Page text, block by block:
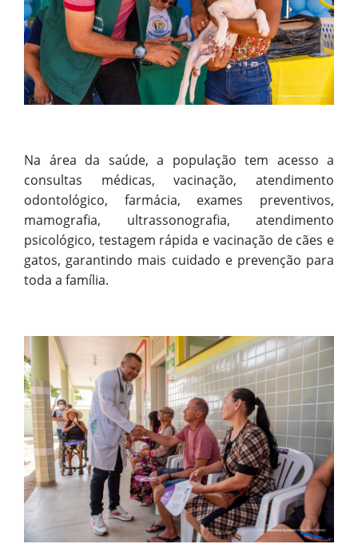
Na área da saúde, a população tem acesso a
consultas médicas, vacinação, atendimento
odontológico, farmácia, exames preventivos,
mamografia, ultrassonografia, atendimento
psicológico, testagem rápida e vacinação de cães e
gatos, garantindo mais cuidado e prevenção para
toda a família.